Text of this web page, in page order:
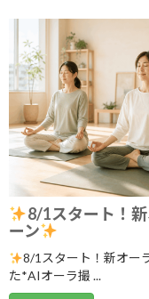
2026年1月
2025年12月
2025年11月
2025年10月
2025年9月
2025年8月
2025年6月
8/1スタート！
ーン
8/1スタート！新オー
た*AIオーラ撮 ...